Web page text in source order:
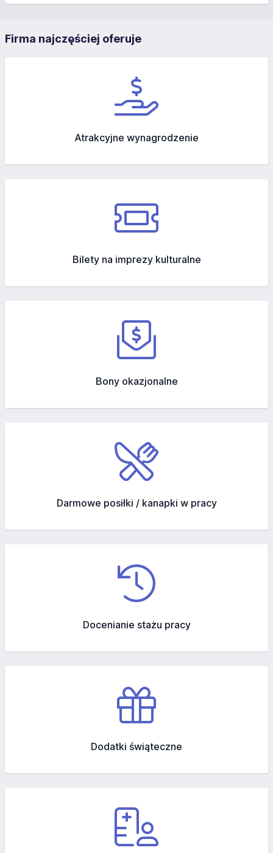
Firma najczęściej oferuje
Atrakcyjne wynagrodzenie
Bilety na imprezy kulturalne
Bony okazjonalne
Darmowe posiłki / kanapki w pracy
Docenianie stażu pracy
Dodatki świąteczne